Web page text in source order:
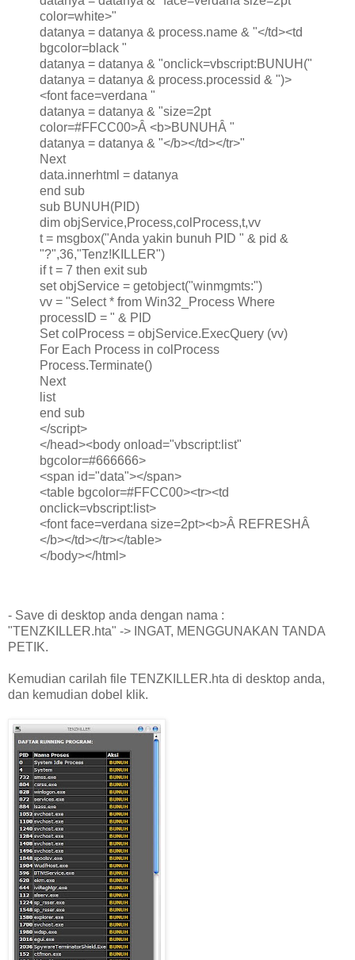
color=white>"
datanya = datanya & process.name & "</td><td
bgcolor=black "
datanya = datanya & "onclick=vbscript:BUNUH("
datanya = datanya & process.processid & ")>
<font face=verdana "
datanya = datanya & "size=2pt
color=#FFCC00>Â <b>BUNUHÂ "
datanya = datanya & "</b></td></tr>"
Next
data.innerhtml = datanya
end sub
sub BUNUH(PID)
dim objService,Process,colProcess,t,vv
t = msgbox("Anda yakin bunuh PID " & pid &
"?",36,"Tenz!KILLER")
if t = 7 then exit sub
set objService = getobject("winmgmts:")
vv = "Select * from Win32_Process Where
processID = " & PID
Set colProcess = objService.ExecQuery (vv)
For Each Process in colProcess
Process.Terminate()
Next
list
end sub
</script>
</head><body onload="vbscript:list"
bgcolor=#666666>
<span id="data"></span>
<table bgcolor=#FFCC00><tr><td
onclick=vbscript:list>
<font face=verdana size=2pt><b>Â REFRESHÂ
</b></td></tr></table>
</body></html>
- Save di desktop anda dengan nama :
"TENZKILLER.hta" -> INGAT, MENGGUNAKAN TANDA
PETIK.
Kemudian carilah file TENZKILLER.hta di desktop anda,
dan kemudian dobel klik.